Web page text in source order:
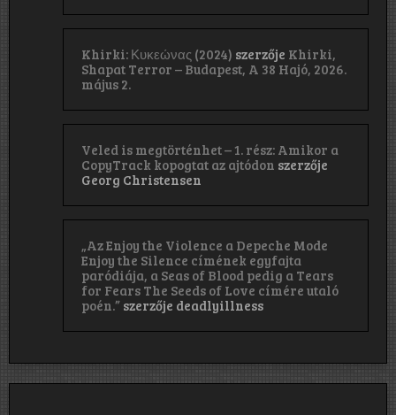
Khirki: Κ​υ​κ​ε​ώ​ν​α​ς (2024) szerzője Khirki,
Shapat Terror – Budapest, A 38 Hajó, 2026.
május 2.
Veled is megtörténhet – 1. rész: Amikor a
CopyTrack kopogtat az ajtódon szerzője
Georg Christensen
„Az Enjoy the Violence a Depeche Mode
Enjoy the Silence címének egyfajta
paródiája, a Seas of Blood pedig a Tears
for Fears The Seeds of Love címére utaló
poén.” szerzője deadlyillness